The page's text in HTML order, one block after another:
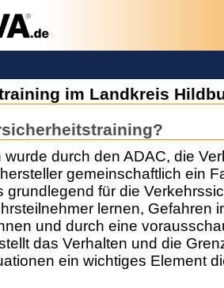
im Landkreis
wurde durch den ADAC, die
gemeinschaftlich ein
grundlegend für die
lernen, Gefahren
und durch eine
das Verhalten und die
ein wichtiges Element